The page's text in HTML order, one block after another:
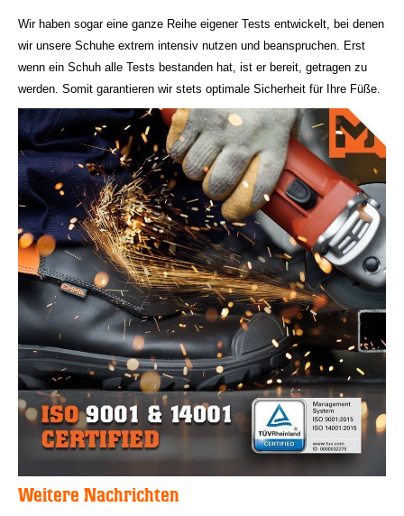
Wir haben sogar eine ganze Reihe eigener Tests entwickelt, bei denen
wir unsere Schuhe extrem intensiv nutzen und beanspruchen. Erst
wenn ein Schuh alle Tests bestanden hat, ist er bereit, getragen zu
werden. Somit garantieren wir stets optimale Sicherheit für Ihre Füße.
Weitere Nachrichten